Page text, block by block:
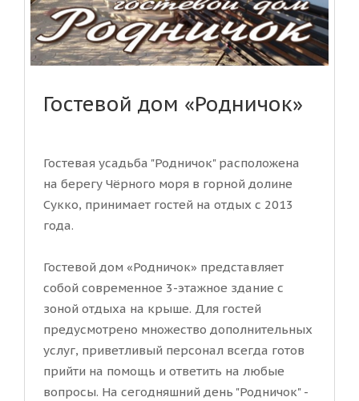
Гостевой дом «Родничок»
Гостевая усадьба "Родничок" расположена
на берегу Чёрного моря в горной долине
Сукко, принимает гостей на отдых с 2013
года.
Гостевой дом «Родничок» представляет
собой современное 3-этажное здание с
зоной отдыха на крыше. Для гостей
предусмотрено множество дополнительных
услуг, приветливый персонал всегда готов
прийти на помощь и ответить на любые
вопросы. На сегодняшний день "Родничок" -